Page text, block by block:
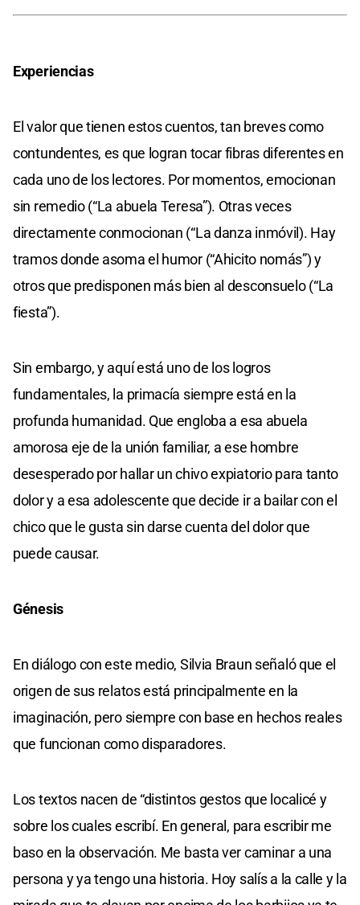
Experiencias
El valor que tienen estos cuentos, tan breves como
contundentes, es que logran tocar fibras diferentes en
cada uno de los lectores. Por momentos, emocionan
sin remedio (“La abuela Teresa”). Otras veces
directamente conmocionan (“La danza inmóvil). Hay
tramos donde asoma el humor (“Ahicito nomás”) y
otros que predisponen más bien al desconsuelo (“La
fiesta”).
Sin embargo, y aquí está uno de los logros
fundamentales, la primacía siempre está en la
profunda humanidad. Que engloba a esa abuela
amorosa eje de la unión familiar, a ese hombre
desesperado por hallar un chivo expiatorio para tanto
dolor y a esa adolescente que decide ir a bailar con el
chico que le gusta sin darse cuenta del dolor que
puede causar.
Génesis
En diálogo con este medio, Silvia Braun señaló que el
origen de sus relatos está principalmente en la
imaginación, pero siempre con base en hechos reales
que funcionan como disparadores.
Los textos nacen de “distintos gestos que localicé y
sobre los cuales escribí. En general, para escribir me
baso en la observación. Me basta ver caminar a una
persona y ya tengo una historia. Hoy salís a la calle y la